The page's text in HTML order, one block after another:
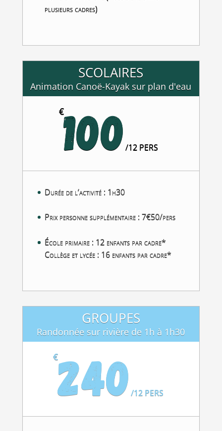
plusieurs cadres)
SCOLAIRES
Animation Canoë-Kayak sur plan d'eau
€100 /12 PERS
Durée de l’activité : 1h30
Prix personne supplémentaire : 7€50/pers
École primaire : 12 enfants par cadre*
Collège et lycée : 16 enfants par cadre*
GROUPES
Randonnée sur rivière de 1h à 1h30
€240 /12 PERS